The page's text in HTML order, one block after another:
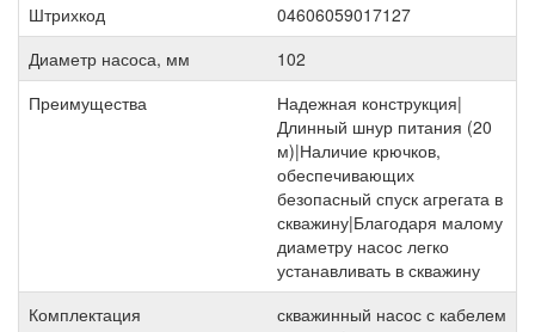
Штрихкод
04606059017127
Диаметр насоса, мм
102
Преимущества
Надежная конструкция|
Длинный шнур питания (20
м)|Наличие крючков,
обеспечивающих
безопасный спуск агрегата в
скважину|Благодаря малому
диаметру насос легко
устанавливать в скважину
Комплектация
скважинный насос с кабелем